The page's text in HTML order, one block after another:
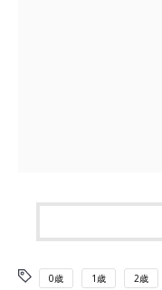
0歳 1歳 2歳